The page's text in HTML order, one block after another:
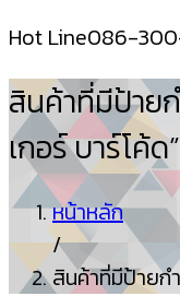
Hot Line086-
สินค้าที่มีป้าย
เกอร์ บาร์โค้ด”
หน้าหลัก
/
สินค้าที่มีป้ายก